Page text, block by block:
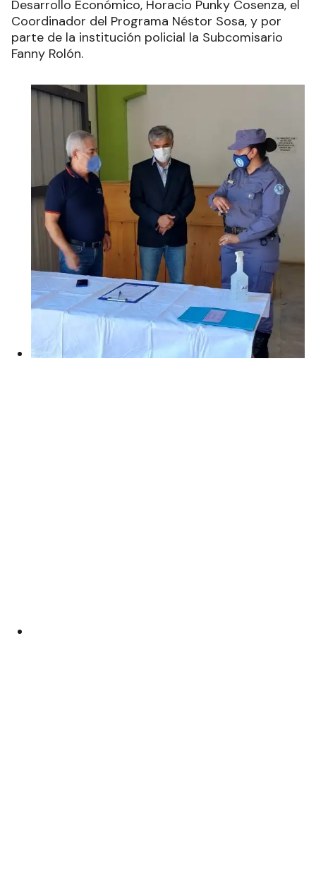
Estuvieron presentes, el Subsecretario de
Desarrollo Económico, Horacio Punky Cosenza, el
Coordinador del Programa Néstor Sosa, y por
parte de la institución policial la Subcomisario